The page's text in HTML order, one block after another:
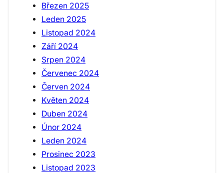
Březen 2025
Leden 2025
Listopad 2024
Září 2024
Srpen 2024
Červenec 2024
Červen 2024
Květen 2024
Duben 2024
Únor 2024
Leden 2024
Prosinec 2023
Listopad 2023